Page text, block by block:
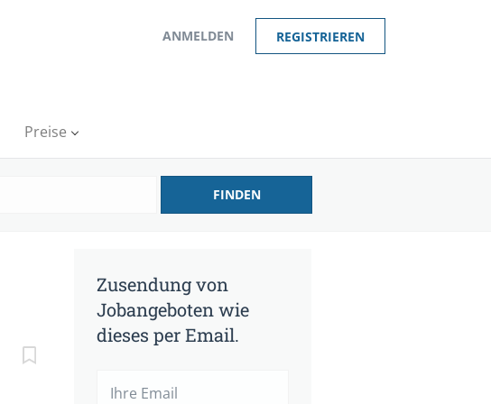
ANMELDEN REGISTRIEREN
Preise
FINDEN
Zusendung von
Jobangeboten wie
dieses per Email.